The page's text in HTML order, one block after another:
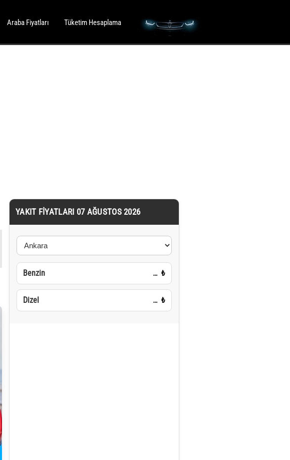
Araba Fiyatları Tüketim Hesaplama
YAKIT FIYATLARI 07 AĞUSTOS 2026
Benzin … ₺
Dizel … ₺